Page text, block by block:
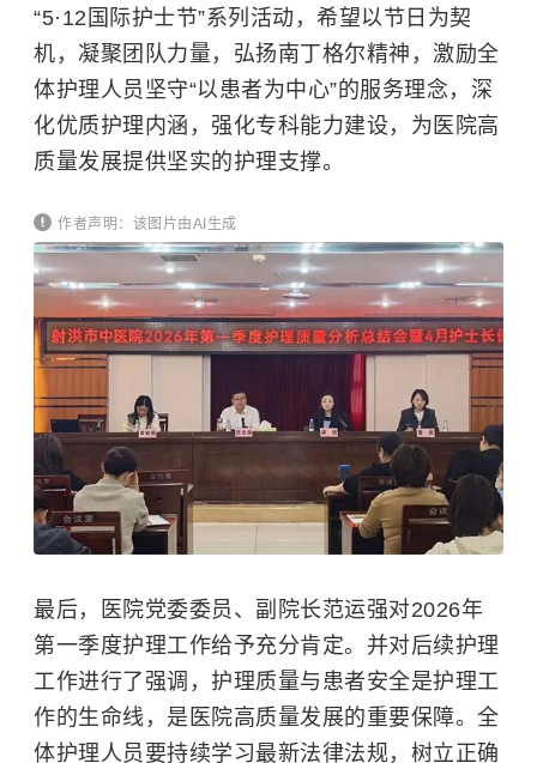
“5·12国际护士节”系列活动，希望以节日为契
机，凝聚团队力量，弘扬南丁格尔精神，激励全
体护理人员坚守“以患者为中心”的服务理念，深
化优质护理内涵，强化专科能力建设，为医院高
质量发展提供坚实的护理支撑。
作者声明：该图片由AI生成
最后，医院党委委员、副院长范运强对2026年
第一季度护理工作给予充分肯定。并对后续护理
工作进行了强调，护理质量与患者安全是护理工
作的生命线，是医院高质量发展的重要保障。全
体护理人员要持续学习最新法律法规，树立正确